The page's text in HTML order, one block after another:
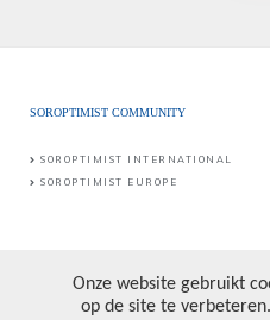
SOROPTIMIST COMMUNITY
SOROPTIMIST INTERNATIONAL
SOROPTIMIST EUROPE